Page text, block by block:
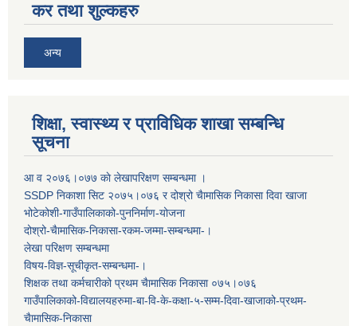
कर तथा शुल्कहरु
अन्य
शिक्षा, स्वास्थ्य र प्राविधिक शाखा सम्बन्धि
सूचना
आ व २०७६।०७७ काे लेखापरिक्षण सम्बन्धमा ।
SSDP निकाशा सिट २०७५।०७६ र दोश्रो चैामासिक निकासा दिवा खाजा
भोटेकोशी-गाउँपालिकाको-पुननिर्माण-योजना
दोश्रो-चैामासिक-निकासा-रकम-जम्मा-सम्बन्धमा-।
लेखा परिक्षण सम्बन्धमा
विषय-विज्ञ-सूचीकृत-सम्बन्धमा-।
शिक्षक तथा कर्मचारीको प्रथम च‌ैामासिक निकासा ०७५।०७६
गाउँपालिकाको-विद्यालयहरुमा-बा-वि-के-कक्षा-५-सम्म-दिवा-खाजाको-प्रथम-
चैामासिक-निकासा